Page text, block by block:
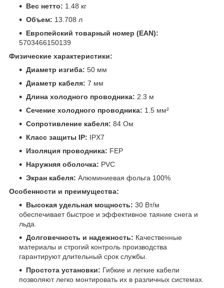
Вес нетто: 1.48 кг
Объем: 13.708 л
Европейский товарный номер (EAN):
5703466150139
Физические характеристики:
Диаметр изгиба: 50 мм
Диаметр кабеля: 7 мм
Длина холодного проводника: 2.3 м
Сечение холодного проводника: 1.5 мм²
Сопротивление кабеля: 84 Ом
Класс защиты IP: IPX7
Изоляция проводника: FEP
Наружняя оболочка: PVC
Экран кабеля: Алюминиевая фольга 100%
Особенности и преимущества:
Высокая удельная мощность: 30 Вт/м
обеспечивает быстрое и эффективное таяние снега и
льда.
Долговечность и надежность: Качественные
материалы и строгий контроль производства
гарантируют длительный срок службы.
Простота установки: Гибкие и легкие кабели
позволяют легко монтировать их в различных системах.